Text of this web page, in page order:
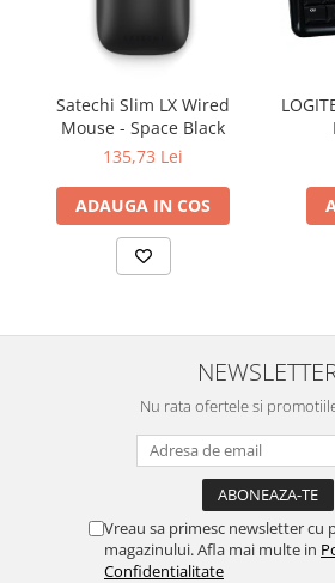
Satechi Slim LX Wired
Mouse - Space Black
135,73 Lei
ADAUGA IN COS
Nu rata ofertele si
Vreau sa primesc newsletter cu
magazinului. Afla mai multe in
Confidentialitate